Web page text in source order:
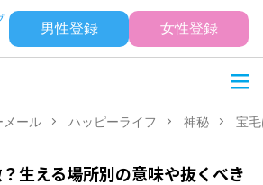
男性登録 女性登録
メール ハッピーライフ 神秘 宝
生える場所別の意味や抜くべき